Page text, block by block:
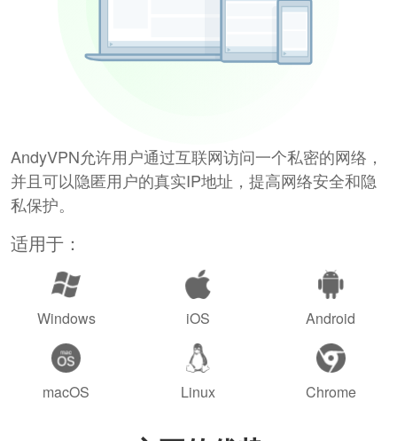
AndyVPN允许用户通过互联网访问一个私密的网络，
并且可以隐匿用户的真实IP地址，提高网络安全和隐
私保护。
适用于：
Windows iOS Android
macOS Linux Chrome